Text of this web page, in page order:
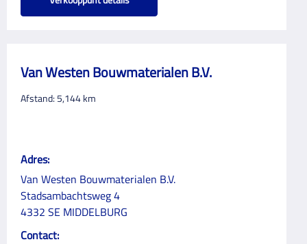
Van Westen Bouwmaterialen B.V.
Afstand: 5,144km
Adres:
Van Westen Bouwmaterialen B.V.
Stadsambachtsweg 4
4332 SE MIDDELBURG
Contact: